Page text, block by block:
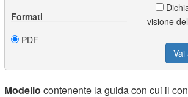
Formati
PDF
visione
Vai
Modellocontenente la guida con cui il